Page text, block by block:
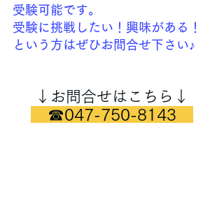
受験可能です。
受験に挑戦したい！興味がある！
という方はぜひお問合せ下さい♪
↓お問合せはこちら↓
☎047-750-8143